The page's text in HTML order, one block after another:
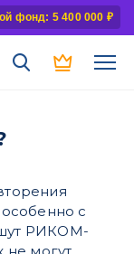
фонд: 5 400 000 ₽
с
РИКОМ-